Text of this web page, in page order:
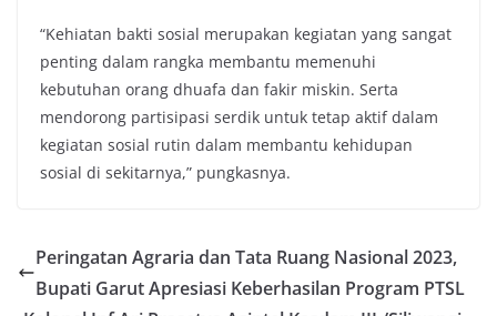
“Kehiatan bakti sosial merupakan kegiatan yang sangat
penting dalam rangka membantu memenuhi
kebutuhan orang dhuafa dan fakir miskin. Serta
mendorong partisipasi serdik untuk tetap aktif dalam
kegiatan sosial rutin dalam membantu kehidupan
sosial di sekitarnya,” pungkasnya.
Peringatan Agraria dan Tata Ruang Nasional 2023,
Bupati Garut Apresiasi Keberhasilan Program PTSL